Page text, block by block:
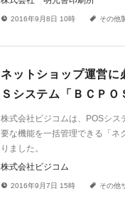
! 2016年9月8日 10時 a その他
ネットショップ運営に
Ｓシステム「ＢＣＰ
株式会社ビジコムは、POSシ
要な機能を一括管理できる「ネ
りました。
株式会社ビジコム
! 2016年9月7日 15時 a その他